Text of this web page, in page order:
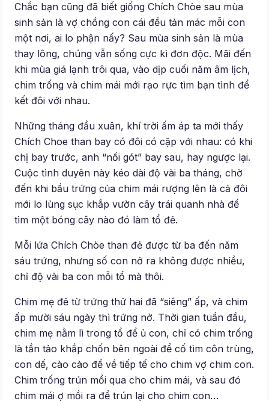
Chắc bạn cũng đã biết giống Chích Chòe sau mùa
sinh sản là vợ chồng con cái đều tản mác mỗi con
một nơi, ai lo phận nấy? Sau mùa sinh sản là mùa
thay lông, chúng vẫn sống cực kì đơn độc. Mãi đến
khi mùa giá lạnh trôi qua, vào dịp cuối năm âm lịch,
chim trống và chim mái mới rạo rực tìm bạn tình để
kết đôi với nhau.
Những tháng đầu xuân, khí trời ấm áp ta mới thấy
Chích Choe than bay có đôi có cặp với nhau: có khi
chị bay trước, anh “nối gót” bay sau, hay ngược lại.
Cuộc tình duyên này kéo dài độ vài ba tháng, chờ
đến khi bầu trứng của chim mái rượng lên là cả đôi
mới lo lùng sục khắp vườn cây trái quanh nhà để
tìm một bóng cây nào đó làm tổ đẻ.
Mỗi lứa Chích Chòe than đẻ được từ ba đến năm
sáu trứng, nhưng số con nở ra không được nhiều,
chỉ độ vài ba con mỗi tổ mà thôi.
Chim mẹ đẻ từ trứng thử hai đã “siêng” ấp, và chim
ấp mười sáu ngày thì trứng nở. Thời gian tuần đầu,
chim mẹ nằm lì trong tổ để ủ con, chỉ có chim trống
là tần tảo khắp chốn bên ngoài để cố tìm côn trùng,
con dế, cào cào để về tiếp tế cho chim vợ chim con.
Chim trống trún mồi qua cho chim mái, và sau đó
chim mái ợ mồi ra để trún lại cho chim con…